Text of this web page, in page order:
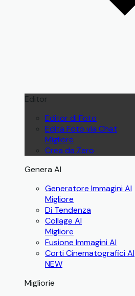
Editor
Editor di Foto
Edita Foto via Chat
Migliore
Crea da Zero
Genera AI
Generatore Immagini AI
Migliore
Di Tendenza
Collage AI
Migliore
Fusione Immagini AI
Corti Cinematografici AI
NEW
Migliorie